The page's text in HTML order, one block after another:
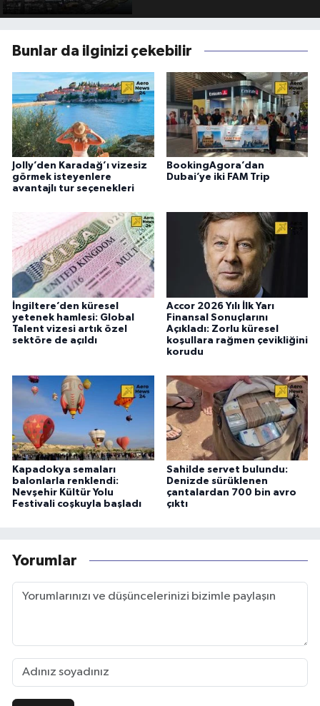
Bunlar da ilginizi çekebilir
Jolly’den Karadağ’ı vizesiz
görmek isteyenlere
avantajlı tur seçenekleri
BookingAgora’dan
Dubai’ye iki FAM Trip
İngiltere’den küresel
yetenek hamlesi: Global
Talent vizesi artık özel
sektöre de açıldı
Accor 2026 Yılı İlk Yarı
Finansal Sonuçlarını
Açıkladı: Zorlu küresel
koşullara rağmen çevikliğini
korudu
Kapadokya semaları
balonlarla renklendi:
Nevşehir Kültür Yolu
Festivali coşkuyla başladı
Sahilde servet bulundu:
Denizde sürüklenen
çantalardan 700 bin avro
çıktı
Yorumlar